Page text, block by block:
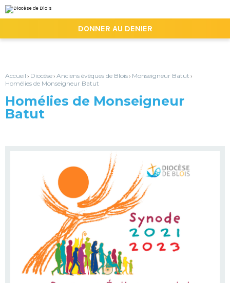
au
contenu.
la
personnels
DONNER AU DENIER
Accueil › Diocèse› Anciens évêques de Blois› Monseigneur Batut ›
Homélies de Monseigneur Batut
Homélies de Monseigneur
Batut